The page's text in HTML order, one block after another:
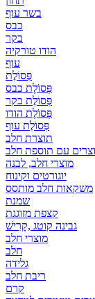
בשר עוף
כבס
בקר
הודו טורקיה
עוף
פְּסוֹלֶת
פְּסוֹלֶת כבס
פְּסוֹלֶת בקר
פְּסוֹלֶת הודו
פְּסוֹלֶת עוף
תוצרת חלב
עם תוספת חלב
מוצרי חלב, לבנה
יוגורטים וקינוח
משקאות חלב מותסס
שמנת
קצפת מזוגגת
גבינה קוטג ,קָרִישׁ
מוצרי חלב
חלב
גלידה
ריבת חלב
קרם